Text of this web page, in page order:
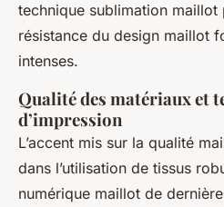
technique sublimation maillot
résistance du design maillot
intenses.
Qualité des matériaux et
d’impression
L’accent mis sur la qualité
dans l’utilisation de tissus
numérique maillot de